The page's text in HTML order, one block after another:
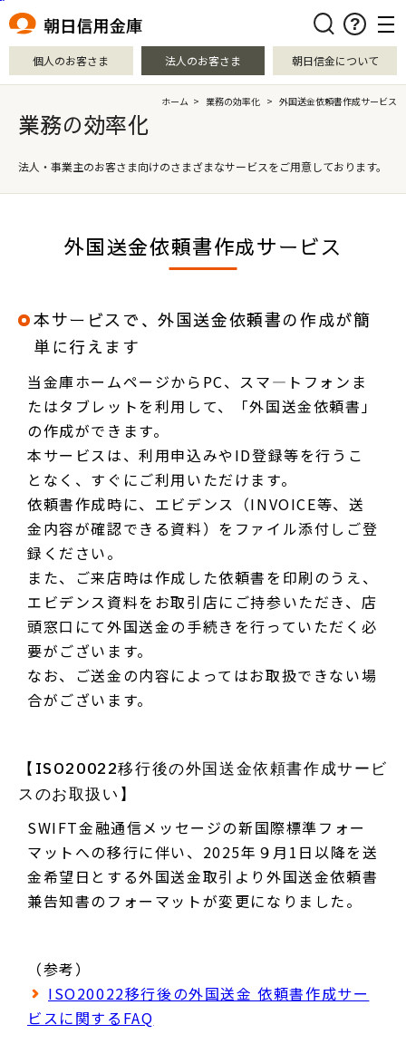
検索
個人のお客さま 法人のお客さま 朝日信金について
ホーム > 業務の効率化 > 外国送金依頼書作成サービス
業務の効率化
法人・事業主のお客さま向けのさまざまなサービスをご用意しております。
外国送金依頼書作成サービス
本サービスで、外国送金依頼書の作成が簡
単に行えます
当金庫ホームページからPC、スマ―トフォンま
たはタブレットを利用して、「外国送金依頼書」
の作成ができます。
本サービスは、利用申込みやID登録等を行うこ
となく、すぐにご利用いただけます。
依頼書作成時に、エビデンス（INVOICE等、送
金内容が確認できる資料）をファイル添付しご登
録ください。
また、ご来店時は作成した依頼書を印刷のうえ、
エビデンス資料をお取引店にご持参いただき、店
頭窓口にて外国送金の手続きを行っていただく必
要がございます。
なお、ご送金の内容によってはお取扱できない場
合がございます。
【ISO20022移行後の外国送金依頼書作成サービ
スのお取扱い】
SWIFT金融通信メッセージの新国際標準フォー
マットへの移行に伴い、2025年９月1日以降を送
金希望日とする外国送金取引より外国送金依頼書
兼告知書のフォーマットが変更になりました。
（参考）
ISO20022移行後の外国送金 依頼書作成サー
ビスに関するFAQ